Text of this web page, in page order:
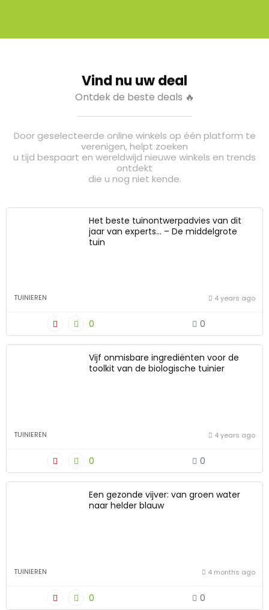
Vind nu uw deal
Ontdek de beste deals 🔥
Door geselecteerde online winkels op één platform te
verenigen, helpt zoeken
u tijd bespaart en wereldwijd nieuwe winkels en trends
ontdekt
die u nog niet kende.
Het beste tuinontwerpadvies van dit
jaar van experts… – De middelgrote
tuin
TUINIEREN 4 years ago
0 0
Vijf onmisbare ingrediënten voor de
toolkit van de biologische tuinier
TUINIEREN 4 years ago
0 0
Een gezonde vijver: van groen water
naar helder blauw
TUINIEREN 4 months ago
0 0